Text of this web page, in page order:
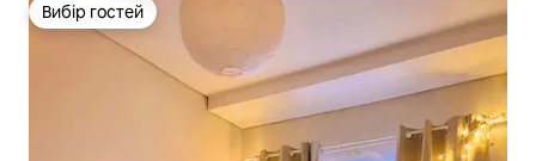
Вибір гостей
Вибір гостей